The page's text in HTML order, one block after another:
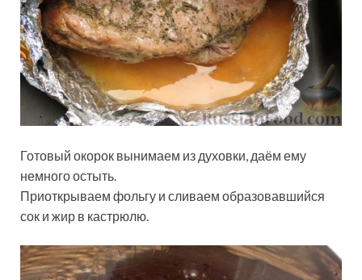
Готовый окорок вынимаем из духовки, даём ему
немного остыть.
Приоткрываем фольгу и сливаем образовавшийся
сок и жир в кастрюлю.